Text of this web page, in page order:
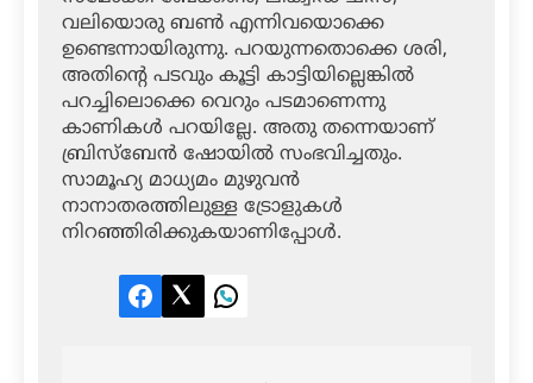
വലിയൊരു ബണ്‍ എന്നിവയൊക്കെ
ഉണ്ടെന്നായിരുന്നു. പറയുന്നതൊക്കെ ശരി,
അതിന്റെ പടവും കൂട്ടി കാട്ടിയില്ലെങ്കില്‍
പറച്ചിലൊക്കെ വെറും പടമാണെന്നു
കാണികള്‍ പറയില്ലേ. അതു തന്നെയാണ്
ബ്രിസ്‌ബേന്‍ ഷോയില്‍ സംഭവിച്ചതും.
സാമൂഹ്യ മാധ്യമം മുഴുവന്‍
നാനാതരത്തിലുള്ള ട്രോളുകള്‍
നിറഞ്ഞിരിക്കുകയാണിപ്പോള്‍.
Facebook
TwitterLinkedIn